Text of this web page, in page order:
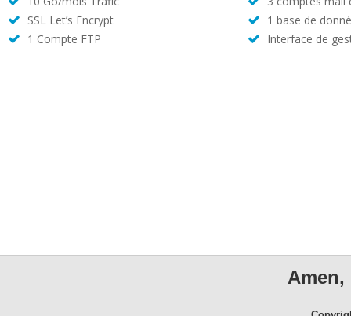
SSL Let’s Encrypt
1 base de
1 Compte FTP
Interface de